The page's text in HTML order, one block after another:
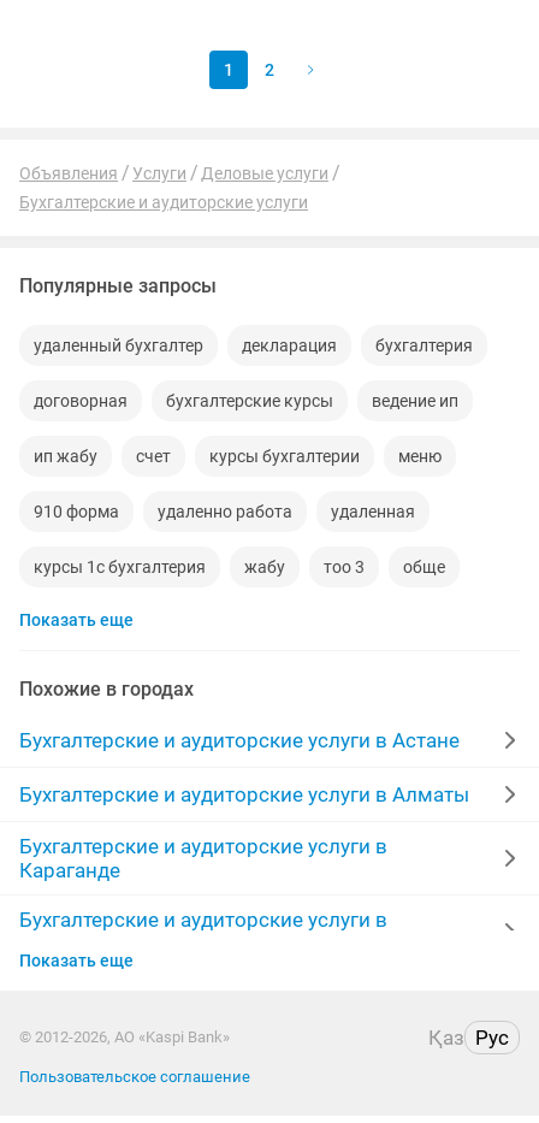
1 2
Объявления Услуги
Деловые услуги
Бухгалтерские и аудиторские услуги
Популярные запросы
удаленный бухгалтер декларация бухгалтерия
договорная бухгалтерские курсы ведение ип
ип жабу счет курсы бухгалтерии меню
910 форма удаленно работа удаленная
курсы 1с бухгалтерия жабу тоо 3 обще
1с выходные
ведение тоо удаленно удаленя работа
бухгалтер для форма 100 субсидия
удаленного бухгалтера для 1с бухгалтера
гостиница работа
Показать еще
Похожие в городах
Бухгалтерские и аудиторские услуги в Астане
Бухгалтерские и аудиторские услуги в Алматы
Бухгалтерские и аудиторские услуги в
Караганде
Бухгалтерские и аудиторские услуги в
Бухгалтерские и аудиторские услуги в Актобе
Показать еще
© 2012-2026, АО «Kaspi Bank» Қаз Рус
Пользовательское соглашение